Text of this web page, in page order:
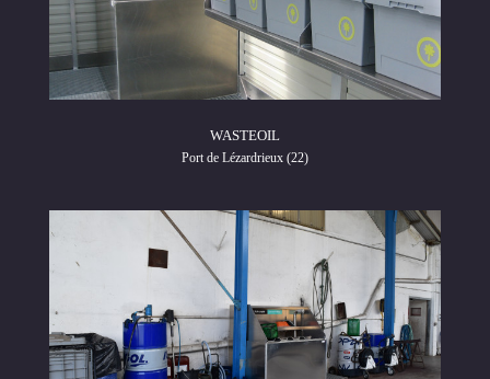
WASTEOIL
Port de Lézardrieux (22)